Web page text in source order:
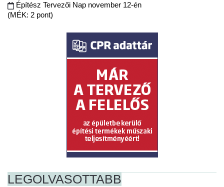
Építész Tervezői Nap november 12-én
(MÉK: 2 pont)
LEGOLVASOTTABB